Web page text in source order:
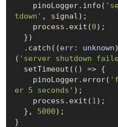
    pinoLogger.info(
tdown' , signal);
    process.exit(
0);
  .catch(
(err: unknown
( 'server shutdown
  setTimeout(
() => {
    pinoLogger.error(
er 5 seconds' );
    process.exit(
1);
  },
5000);
}